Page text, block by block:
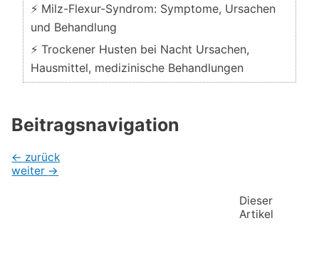
⚡ Milz-Flexur-Syndrom: Symptome, Ursachen
und Behandlung
⚡ Trockener Husten bei Nacht Ursachen,
Hausmittel, medizinische Behandlungen
Beitragsnavigation
← zurück
weiter →
Dieser
Artikel